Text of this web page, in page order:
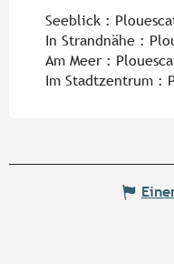
Seeblick :
In Strandnähe :
Am Meer :
Im Stadtzentrum :